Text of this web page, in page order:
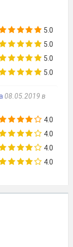
5.0
5.0
5.0
5.0
08.05.2019 в
4.0
4.0
4.0
4.0